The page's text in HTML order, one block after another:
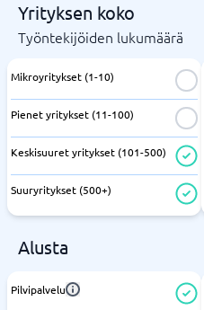
Yrityksen koko
Työntekijöiden lukumäärä
Mikroyritykset (1-10)
Pienet yritykset (11-100)
Keskisuuret yritykset (101-500)
Suuryritykset (500+)
Alusta
Pilvipalvelu